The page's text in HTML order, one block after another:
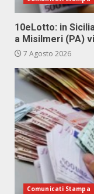
10eLotto: in
a Misilmeri (PA)
7 Agosto 2026
Comunicati Stampa